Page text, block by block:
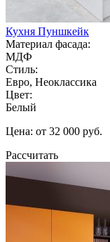
Кухня Пуншкейк
Материал фасада:
МДФ
Стиль:
Евро, Неоклассика
Цвет:
Белый
Цена: от 32 000 руб.
Рассчитать